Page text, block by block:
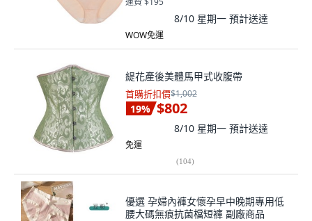
8/10 星期一 預計送達
WOW免運
緹花產後美體馬甲式收腹帶
首購折扣價$1,002
19% $802
8/10 星期一 預計送達
免運
(104)
優選 孕婦內褲女懷孕早中晚期專用低
腰大碼無痕抗菌檔短褲 副廠商品